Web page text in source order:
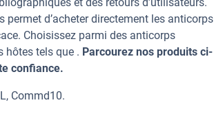
d’acheter directement les anticorps
Choisissez parmi des anticorps
hôtes tels que . Parcourez nos produits ci-
confiance.
Commd10.